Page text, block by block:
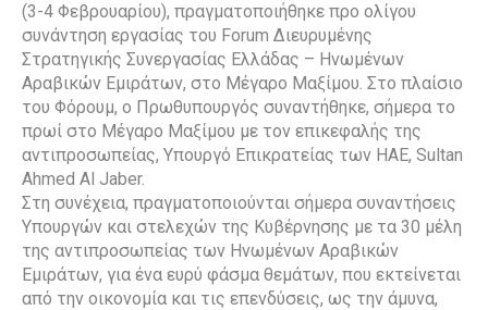
(3-4 Φεβρουαρίου), πραγματοποιήθηκε προ ολίγου
συνάντηση εργασίας του Forum Διευρυμένης
Στρατηγικής Συνεργασίας Ελλάδας – Ηνωμένων
Αραβικών Εμιράτων, στο Μέγαρο Μαξίμου. Στο πλαίσιο
του Φόρουμ, ο Πρωθυπουργός συναντήθηκε, σήμερα το
πρωί στο Μέγαρο Μαξίμου με τον επικεφαλής της
αντιπροσωπείας, Υπουργό Επικρατείας των ΗΑΕ, Sultan
Ahmed Al Jaber.
Στη συνέχεια, πραγματοποιούνται σήμερα συναντήσεις
Υπουργών και στελεχών της Κυβέρνησης με τα 30 μέλη
της αντιπροσωπείας των Ηνωμένων Αραβικών
Εμιράτων, για ένα ευρύ φάσμα θεμάτων, που εκτείνεται
από την οικονομία και τις επενδύσεις, ως την άμυνα,